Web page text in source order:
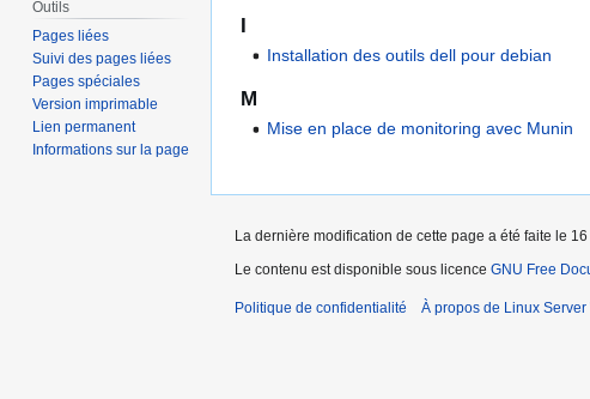
I
Installation des outils dell pour debian
M
Mise en place de monitoring avec Munin
Outils
Pages liées
Suivi des pages liées
Pages spéciales
Version imprimable
Lien permanent
Informations sur la page
La dernière modification de cette page a été faite le
Le contenu est disponible sous licence GNU Free
Politique de confidentialité À propos de Linux Server